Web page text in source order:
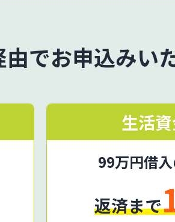
由でお申込みい
生活
99万円借
返済まで